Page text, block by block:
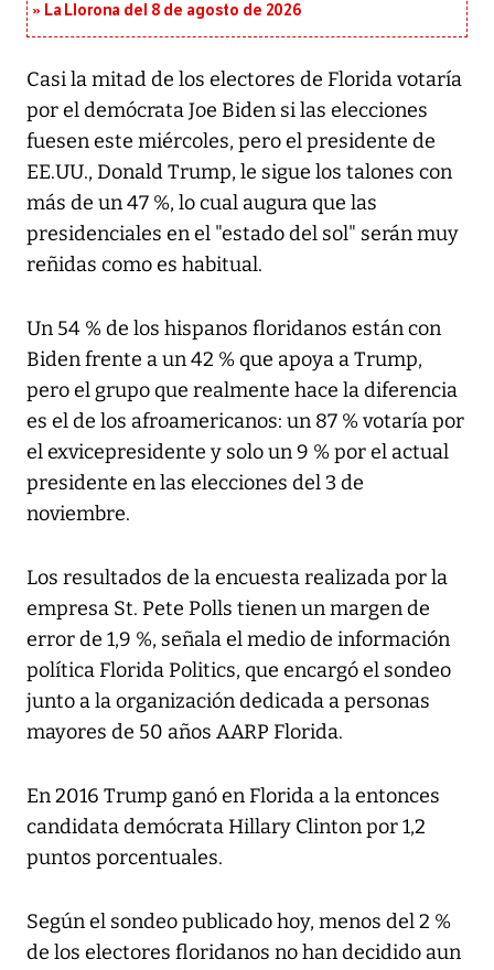
La Llorona del 8 de agosto de 2026
Casi la mitad de los electores de Florida votaría
por el demócrata Joe Biden si las elecciones
fuesen este miércoles, pero el presidente de
EE.UU., Donald Trump, le sigue los talones con
más de un 47 %, lo cual augura que las
presidenciales en el "estado del sol" serán muy
reñidas como es habitual.
Un 54 % de los hispanos floridanos están con
Biden frente a un 42 % que apoya a Trump,
pero el grupo que realmente hace la diferencia
es el de los afroamericanos: un 87 % votaría por
el exvicepresidente y solo un 9 % por el actual
presidente en las elecciones del 3 de
noviembre.
Los resultados de la encuesta realizada por la
empresa St. Pete Polls tienen un margen de
error de 1,9 %, señala el medio de información
política Florida Politics, que encargó el sondeo
junto a la organización dedicada a personas
mayores de 50 años AARP Florida.
En 2016 Trump ganó en Florida a la entonces
candidata demócrata Hillary Clinton por 1,2
puntos porcentuales.
Según el sondeo publicado hoy, menos del 2 %
de los electores floridanos no han decidido aun